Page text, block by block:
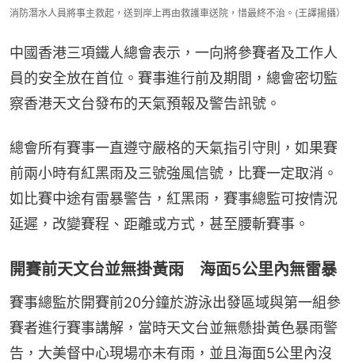
消防潛水人員將事主救起，送到岸上再由救護車送院，惜最終不治。(王譯揚攝）
中國香港三項鐵人總會表示，一向將參賽者及工作人
員的安全放在首位。賽事進行前及期間，總會密切監
察香港天文台發布的天氣預報及警告訊號。
總會所有賽事一直遵守嚴格的天氣指引守則，如果賽
前兩小時有紅黑雨及三號強風信號，比賽一定取消。
如比賽中途有雷暴警告，紅黑雨，賽事總監可按情況
延遲，改變賽程、距離或方式，甚至腰斬賽事。
開賽前天文台並無掛黃雨 海面5公里內無雷暴
賽事總監於開賽前20分鐘於游泳出發區域與第一組參
賽者進行賽事講解，當時天文台並無懸掛黃色暴雨警
告，大美督中心現場亦未有雨，並且海面5公里內沒